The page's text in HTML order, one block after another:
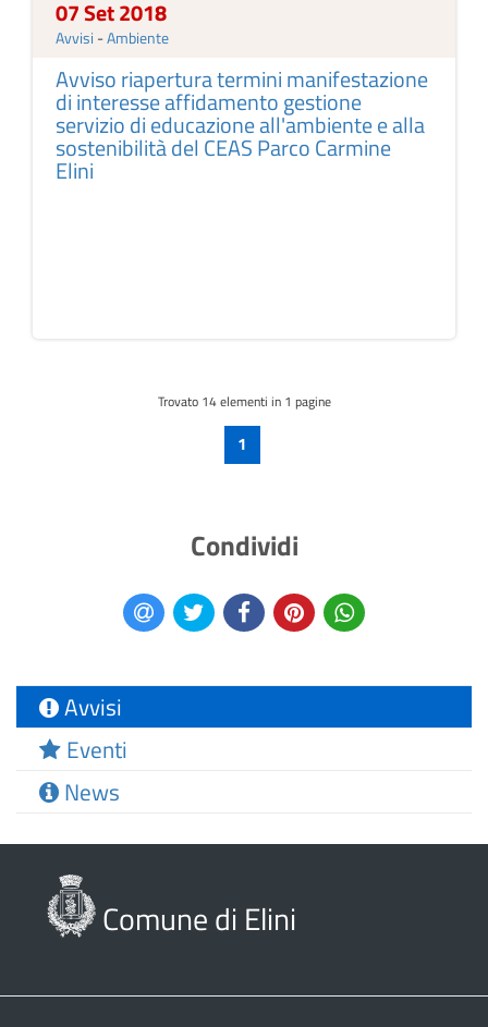
07 Set 2018
Avvisi -Ambiente
Avviso riapertura termini manifestazione
di interesse affidamento gestione
servizio di educazione all'ambiente e alla
sostenibilità del CEAS Parco Carmine
Elini
Trovato 14elementi in 1 pagine
1
Condividi
Avvisi
Eventi
News
Comune di Elini